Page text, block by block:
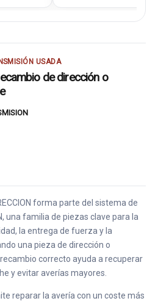
USADA
de dirección o
forma parte del sistema de
una familia de piezas clave para la
la entrega de fuerza y la
una pieza de dirección o
correcto ayuda a recuperar
y evitar averías mayores.
reparar la avería con un coste más